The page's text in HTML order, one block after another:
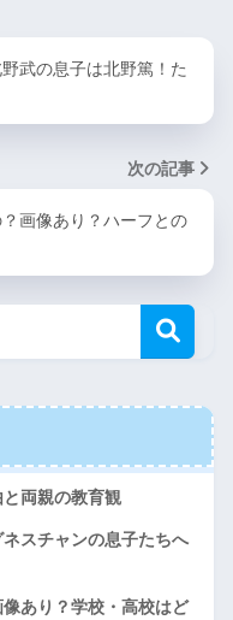
武の息子は北野篤！た
次の記事
画像あり？ハーフとの
両親の教育観
ネスチャンの息子たちへ
あり？学校・高校はど